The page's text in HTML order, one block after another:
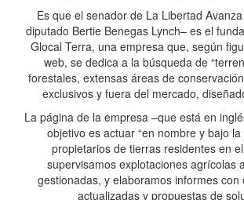
Es que el senador de La Libertad
diputado Bertie Benegas Lynch– es el
Glocal Terra, una empresa que, según
web, se dedica a la búsqueda de
forestales, extensas áreas de
exclusivos y fuera del mercado,
La página de la empresa –que está en
objetivo es actuar “en nombre y bajo
propietarios de tierras residentes en
supervisamos explotaciones agrícolas
gestionadas, y elaboramos informes con
actualizadas y propuestas de